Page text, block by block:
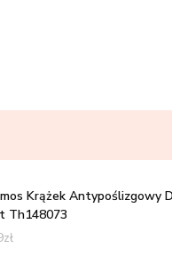
Krążek Antypoślizgowy
Th148073
zł